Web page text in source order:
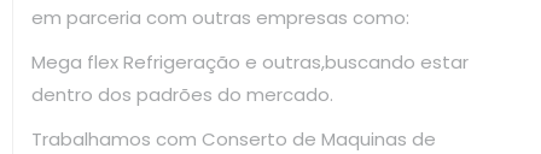
em parceria com outras empresas como:
Mega flex Refrigeração e outras,buscando estar
dentro dos padrões do mercado.
Trabalhamos com Conserto de Maquinas de